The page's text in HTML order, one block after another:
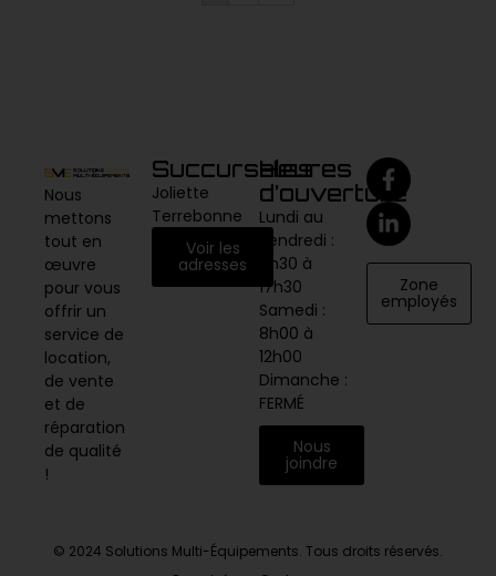
Nous
mettons
tout en
œuvre
pour vous
offrir un
service de
location,
de vente
et de
réparation
de qualité
!
Succursales
Joliette
Terrebonne
Voir les
adresses
Heures
d’ouverture
Lundi au
vendredi :
6h30 à
17h30
Samedi :
8h00 à
12h00
Dimanche :
FERMÉ
Nous
joindre
Zone
employés
© 2024 Solutions Multi-Équipements. Tous droits réservés.